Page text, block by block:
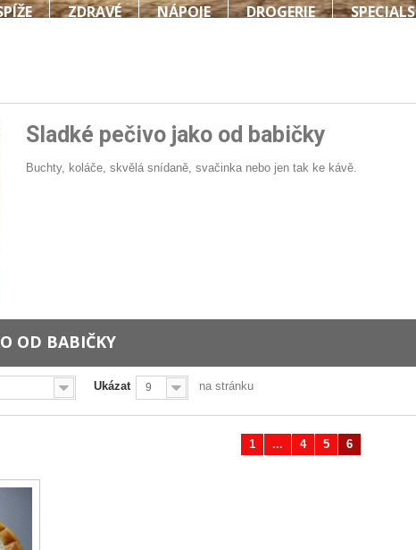
ZDRAVÉ NÁPOJE DROGERIE SPECIALS
Sladké pečivo jako od babičky
Buchty, koláče, skvělá snídaně, svačinka nebo jen tak ke kávě.
OD BABIČKY
Ukázat 9 na stránku
1 ... 4 5 6